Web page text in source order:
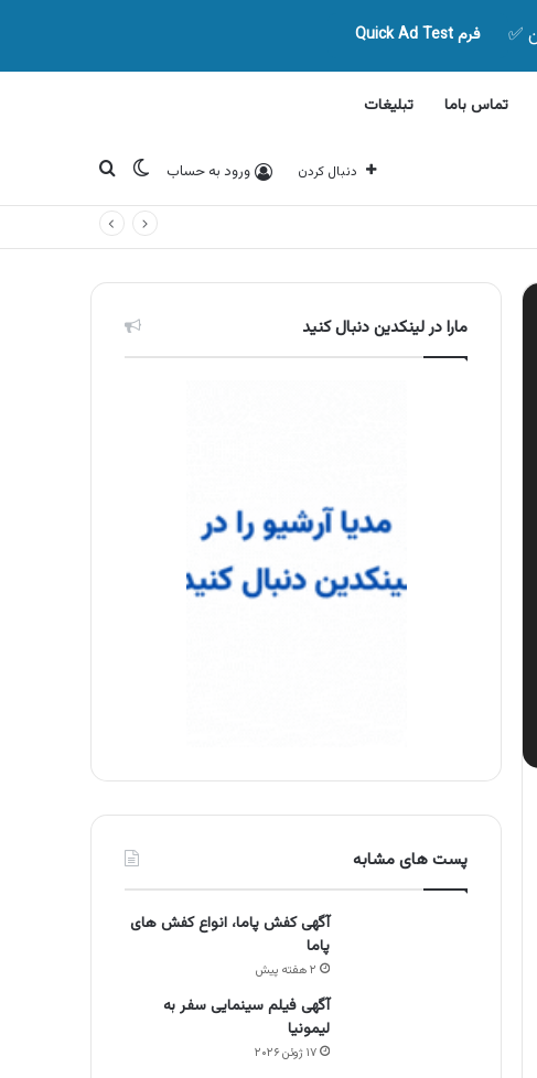
فرم Quick Ad Test
تماس باما تبلیغات
دنبال کردن ورود به حساب تغییر پوسته
جستجو برای
مارا در لینکدین دنبال کنید
پست های مشابه
آگهی کفش پاما، انواع کفش های
پاما
۲ هفته پیش
آگهی فیلم سینمایی سفر به
لیمونیا
۱۷ ژوئن ۲۰۲۶